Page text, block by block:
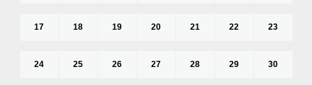
17 18 19 20 21 22 23
24 25 26 27 28 29 30